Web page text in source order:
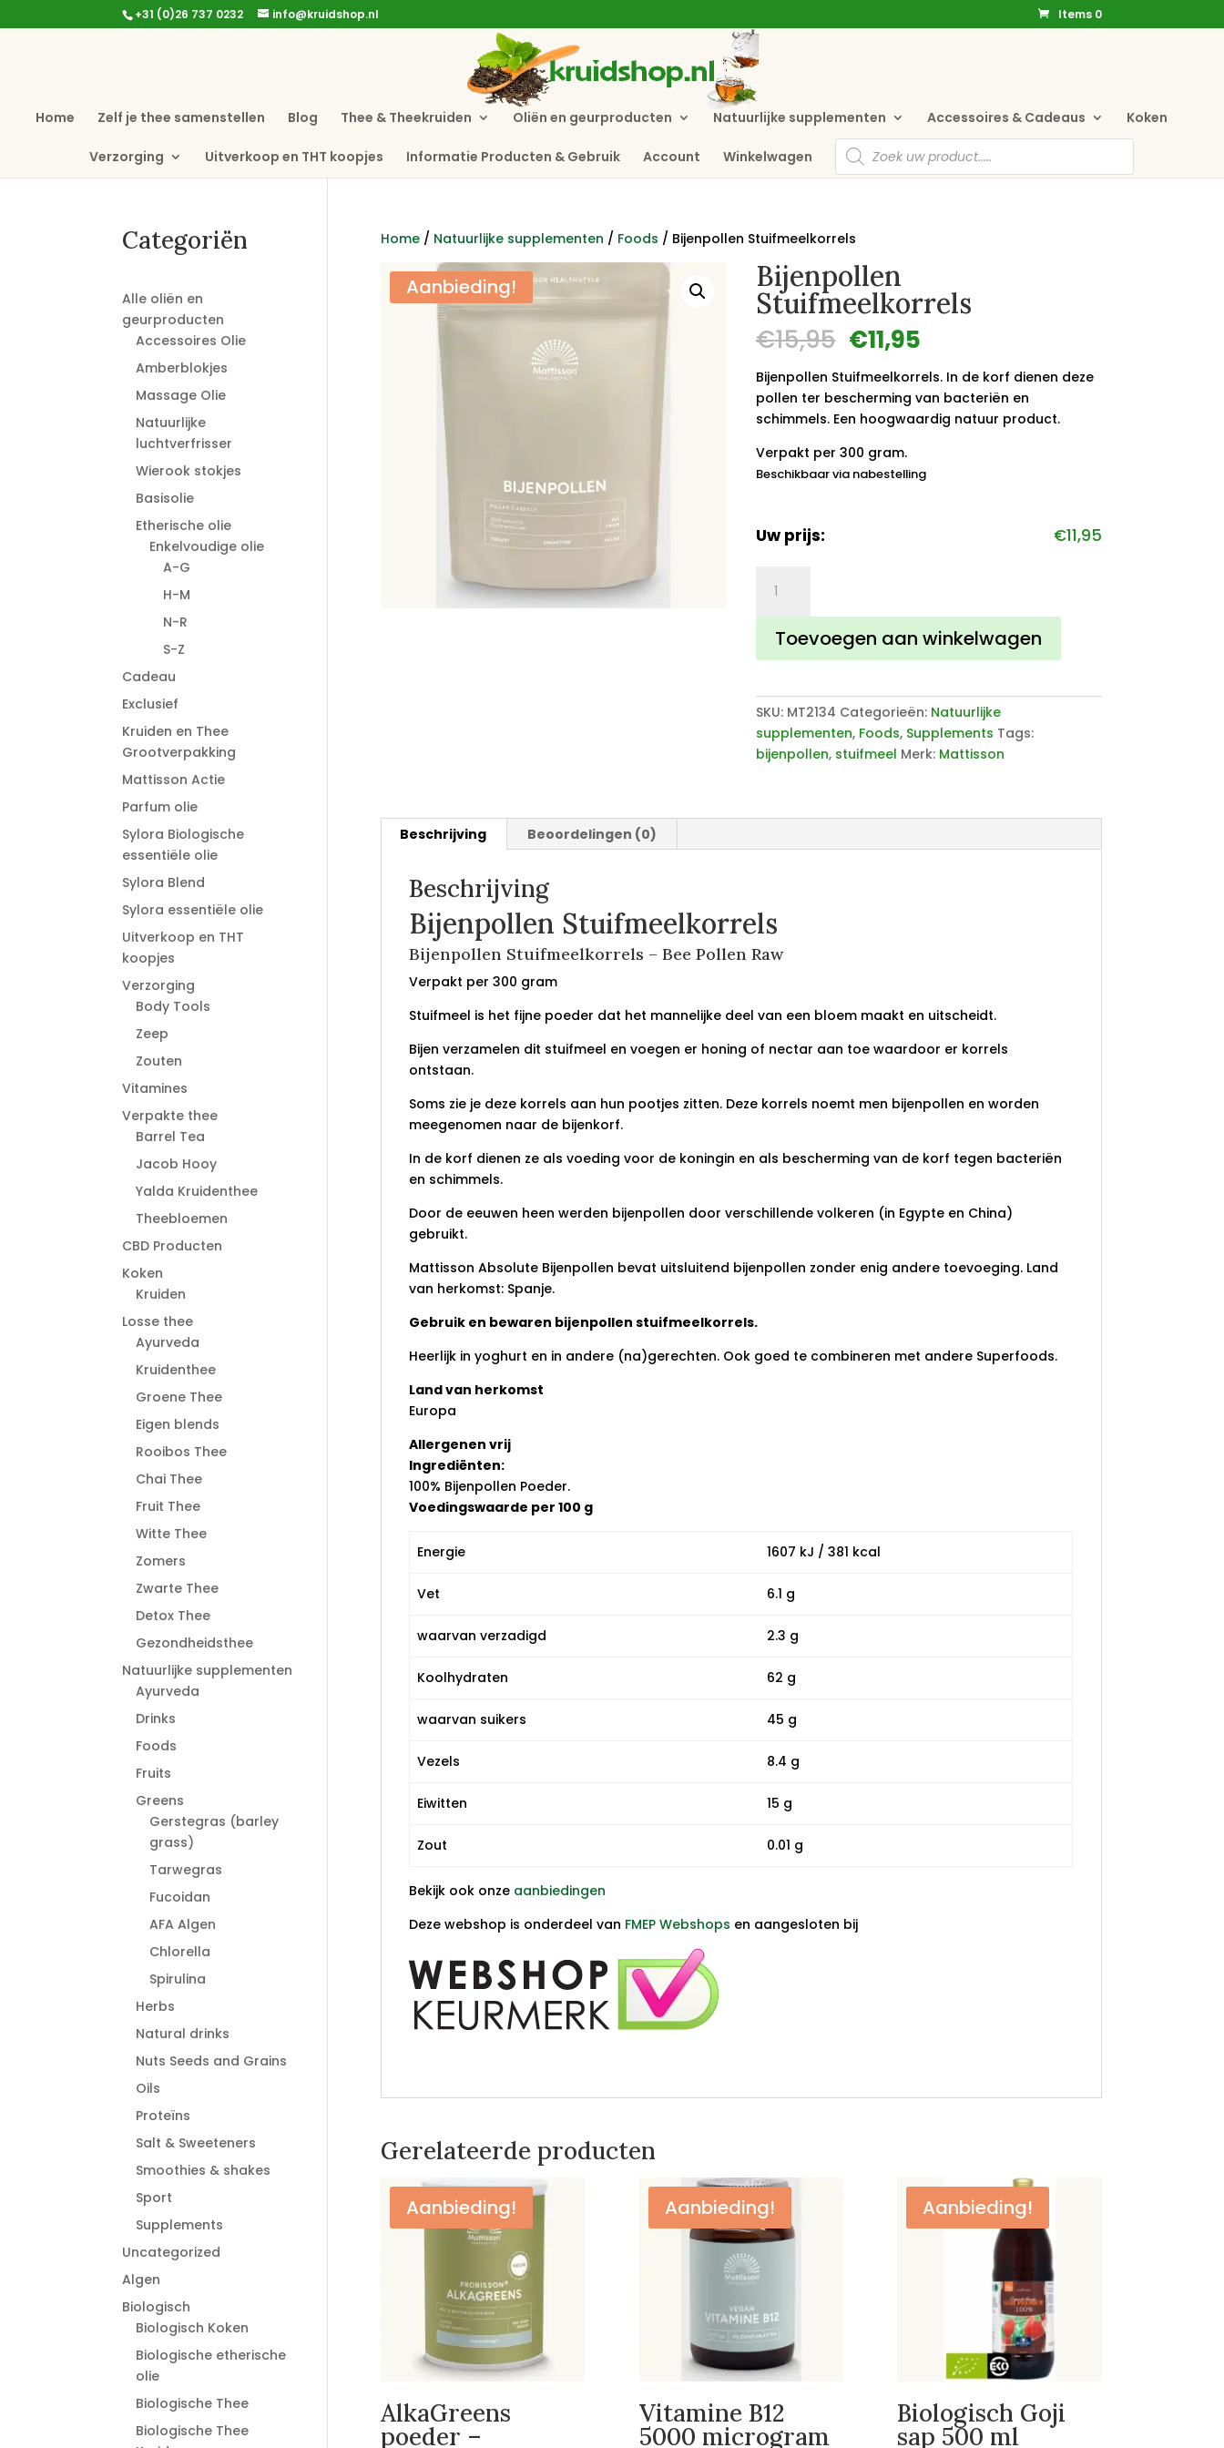
+31 (0)26 737 0232 info@kruidshop.nl Items 0
Home Zelf je thee samenstellen Blog Thee & Theekruiden Oliën en geurproducten Natuurlijke supplementen Accessoires & Cadeaus Koken
Verzorging Uitverkoop en THT koopjes Informatie Producten & Gebruik Account Winkelwagen
Producten
zoeken
Home/ Natuurlijke supplementen / Foods / Bijenpollen Stuifmeelkorrels
Aanbieding! Bijenpollen
Stuifmeelkorrels
€15,95 Oorspronkelijke
prijs
was:
€15,95.
€11,95Huidige
is:
€11,95.
Bijenpollen Stuifmeelkorrels. In de korf dienen deze
pollen ter bescherming van bacteriën en
schimmels. Een hoogwaardig natuur product.
Verpakt per 300 gram.
Beschikbaar via nabestelling
Uw prijs: €11,95
Stuifmeelkorrels
aantal
Toevoegen aan winkelwagen
SKU: MT2134 Categorieën: Natuurlijke
supplementen, Foods, Supplements Tags:
bijenpollen, stuifmeel Merk: Mattisson
Beschrijving Beoordelingen (0)
Beschrijving
Bijenpollen Stuifmeelkorrels
Bijenpollen Stuifmeelkorrels – Bee Pollen Raw
Verpakt per 300 gram
Stuifmeel is het fijne poeder dat het mannelijke deel van een bloem maakt en uitscheidt.
Bijen verzamelen dit stuifmeel en voegen er honing of nectar aan toe waardoor er korrels
ontstaan.
Soms zie je deze korrels aan hun pootjes zitten. Deze korrels noemt men bijenpollen en worden
meegenomen naar de bijenkorf.
In de korf dienen ze als voeding voor de koningin en als bescherming van de korf tegen bacteriën
en schimmels.
Door de eeuwen heen werden bijenpollen door verschillende volkeren (in Egypte en China)
gebruikt.
Mattisson Absolute Bijenpollen bevat uitsluitend bijenpollen zonder enig andere toevoeging. Land
van herkomst: Spanje.
Gebruik en bewaren bijenpollen stuifmeelkorrels.
Heerlijk in yoghurt en in andere (na)gerechten. Ook goed te combineren met andere Superfoods.
Land van herkomst
Europa
Allergenen vrij
Ingrediënten:
100% Bijenpollen Poeder.
Voedingswaarde per 100 g
Energie 1607 kJ / 381 kcal
Vet 6.1 g
waarvan verzadigd 2.3 g
Koolhydraten 62 g
waarvan suikers 45 g
Vezels 8.4 g
Eiwitten 15 g
Zout 0.01 g
Bekijk ook onze aanbiedingen
Deze webshop is onderdeel van FMEP Webshops en aangesloten bij
Gerelateerde producten
Aanbieding!
AlkaGreens
poeder –
Aanbieding!
Vitamine B12
5000 microgram
Aanbieding!
Biologisch Goji
sap 500 ml
Categoriën
Alle oliën en
geurproducten
Accessoires Olie
Amberblokjes
Massage Olie
Natuurlijke
luchtverfrisser
Wierook stokjes
Basisolie
Etherische olie
Enkelvoudige olie
A-G
H-M
N-R
S-Z
Cadeau
Exclusief
Kruiden en Thee
Grootverpakking
Mattisson Actie
Parfum olie
Sylora Biologische
essentiële olie
Sylora Blend
Sylora essentiële olie
Uitverkoop en THT
koopjes
Verzorging
Body Tools
Zeep
Zouten
Vitamines
Verpakte thee
Barrel Tea
Jacob Hooy
Yalda Kruidenthee
Theebloemen
CBD Producten
Koken
Kruiden
Losse thee
Ayurveda
Kruidenthee
Groene Thee
Eigen blends
Rooibos Thee
Chai Thee
Fruit Thee
Witte Thee
Zomers
Zwarte Thee
Detox Thee
Gezondheidsthee
Natuurlijke supplementen
Ayurveda
Drinks
Foods
Fruits
Greens
Gerstegras (barley
grass)
Tarwegras
Fucoidan
AFA Algen
Chlorella
Spirulina
Herbs
Natural drinks
Nuts Seeds and Grains
Oils
Proteïns
Salt & Sweeteners
Smoothies & shakes
Sport
Supplements
Uncategorized
Algen
Biologisch
Biologisch Koken
Biologische etherische
olie
Biologische Thee
Biologische Thee